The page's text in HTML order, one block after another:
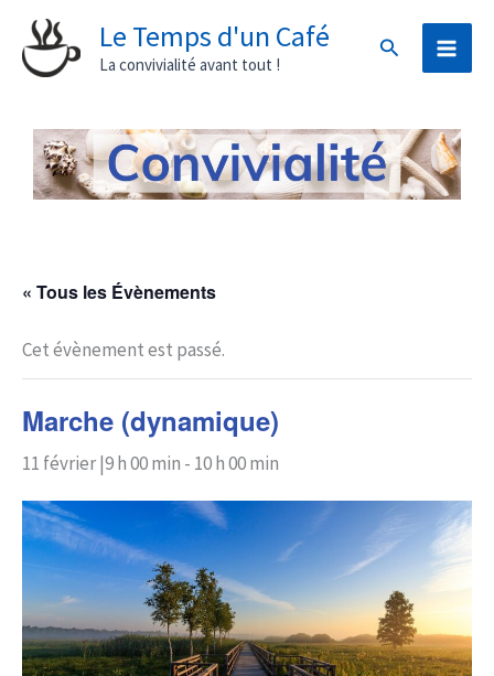
Aller
contenu
Le Temps d'un Café
La convivialité avant tout !
Rechercher
« Tous les Évènements
Cet évènement est passé.
Marche (dynamique)
11 février |9 h 00 min - 10 h 00 min